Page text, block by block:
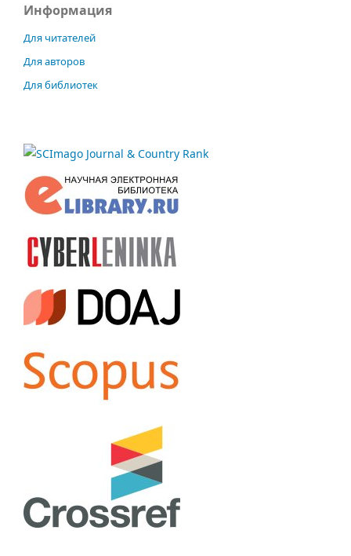
Информация
Для читателей
Для авторов
Для библиотек